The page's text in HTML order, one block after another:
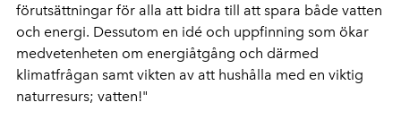
förutsättningar för alla att bidra till att spara både vatten
och energi. Dessutom en idé och uppfinning som ökar
medvetenheten om energiåtgång och därmed
klimatfrågan samt vikten av att hushålla med en viktig
naturresurs; vatten!"